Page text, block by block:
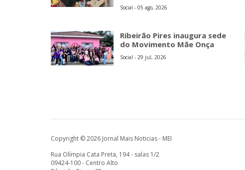
Social - 05 ago, 2026
Ribeirão Pires inaugura sede
do Movimento Mãe Onça
Social - 29 jul, 2026
Copyright © 2026 Jornal Mais Noticias - MEI
Rua Olímpia Cata Preta, 194 - salas 1/2
09424-100 - Centro Alto